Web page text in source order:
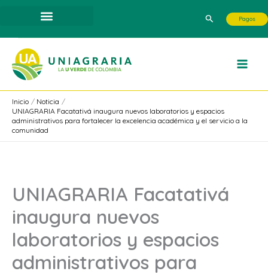
contenido
Buscar Pagos
Inicio
Noticia
UNIAGRARIA Facatativá inaugura nuevos laboratorios y espacios
administrativos para fortalecer la excelencia académica y el servicio a la
comunidad
UNIAGRARIA Facatativá
inaugura nuevos
laboratorios y espacios
administrativos para